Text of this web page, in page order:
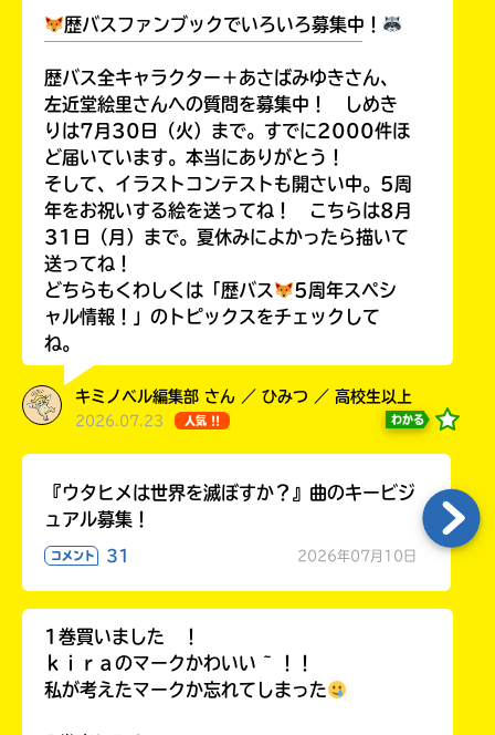
Loading...
歴バスファンブックでいろいろ募集中！
歴バス全キャラクター＋あさばみゆきさん、
左近堂絵里さんへの質問を募集中！ しめき
りは7月30日（火）まで。すでに2000件ほ
ど届いています。本当にありがとう！
そして、イラストコンテストも開さい中。5周
年をお祝いする絵を送ってね！ こちらは8月
31日（月）まで。夏休みによかったら描いて
送ってね！
どちらもくわしくは「歴バス
5周年スペシ
ャル情報！」のトピックスをチェックして
ね。
キミノベル編集部 さん ／ ひみつ ／ 高校生以上
2026.07.23 人気 !! わかる
『ウタヒメは世界を滅ぼすか？』曲のキービジ
ュアル募集！
コメント 31 2026年07月10日
1巻買いました ！
ｋｉｒａのマークかわいい ~ ！！
私が考えたマークか忘れてしまった
入
力
エ
る
で、
も